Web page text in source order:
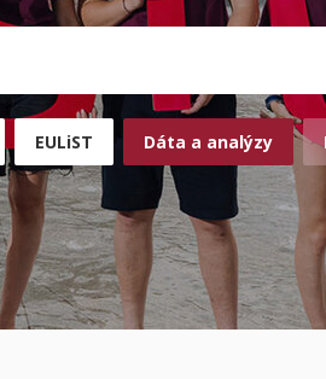
EULiST Dáta a analýzy